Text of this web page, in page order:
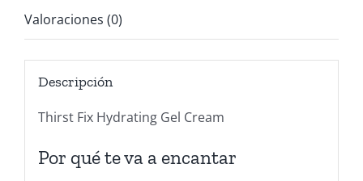
Valoraciones (0)
Descripción
Thirst Fix Hydrating Gel Cream
Por qué te va a encantar